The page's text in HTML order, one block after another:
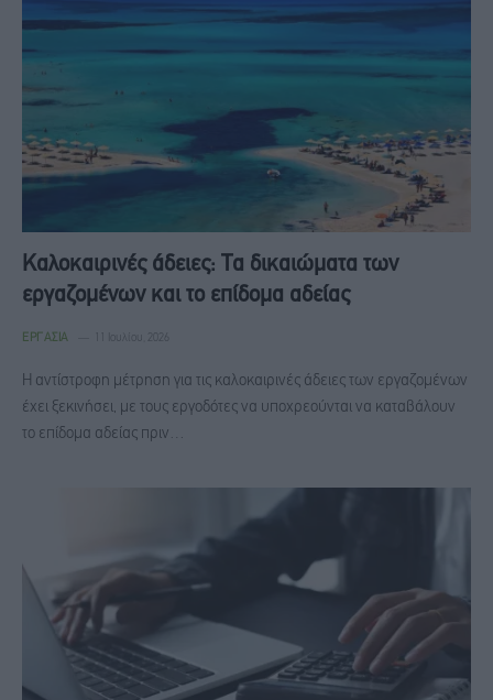
Καλοκαιρινές άδειες: Τα δικαιώματα των
εργαζομένων και το επίδομα αδείας
ΕΡΓΑΣΊΑ 11 Ιουλίου, 2026
Η αντίστροφη μέτρηση για τις καλοκαιρινές άδειες των εργαζομένων
έχει ξεκινήσει, με τους εργοδότες να υποχρεούνται να καταβάλουν
το επίδομα αδείας πριν…